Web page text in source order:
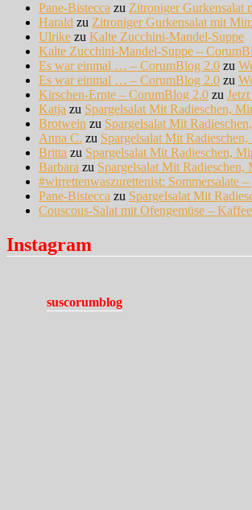
Pane-Bistecca zu Zitroniger Gurkensalat
Harald zu Zitroniger Gurkensalat mit
Ulrike zu Kalte Zucchini-Mandel-Suppe
Kalte Zucchini-Mandel-Suppe –
Es war einmal … – CorumBlog 2.0 zu
Es war einmal … – CorumBlog 2.0 zu
Kirschen-Ernte – CorumBlog 2.0 zu
Katja zu Spargelsalat Mit Radieschen,
Brotwein zu Spargelsalat Mit
Anna C. zu Spargelsalat Mit
Britta zu Spargelsalat Mit Radieschen,
Barbara zu Spargelsalat Mit Radieschen,
#wirrettenwaszurettenist: Sommersalate
Pane-Bistecca zu Spargelsalat Mit
Couscous-Salat mit Ofengemüse –
Instagram
suscorumblog